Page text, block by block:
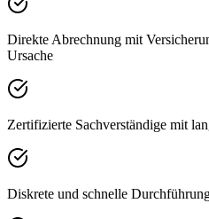
Direkte Abrechnung mit
Ursache
Zertifizierte Sachverständige mit
Diskrete und schnelle